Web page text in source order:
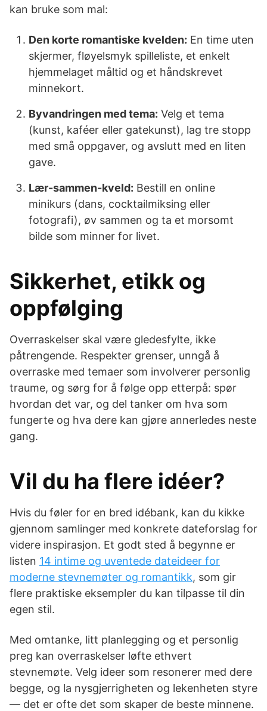
kan bruke som mal:
Den korte romantiske kvelden: En time uten
skjermer, fløyelsmyk spilleliste, et enkelt
hjemmelaget måltid og et håndskrevet
minnekort.
Byvandringen med tema: Velg et tema
(kunst, kaféer eller gatekunst), lag tre stopp
med små oppgaver, og avslutt med en liten
gave.
Lær-sammen-kveld: Bestill en online
minikurs (dans, cocktailmiksing eller
fotografi), øv sammen og ta et morsomt
bilde som minner for livet.
Sikkerhet, etikk og
oppfølging
Overraskelser skal være gledesfylte, ikke
påtrengende. Respekter grenser, unngå å
overraske med temaer som involverer personlig
traume, og sørg for å følge opp etterpå: spør
hvordan det var, og del tanker om hva som
fungerte og hva dere kan gjøre annerledes neste
gang.
Vil du ha flere idéer?
Hvis du føler for en bred idébank, kan du kikke
gjennom samlinger med konkrete dateforslag for
videre inspirasjon. Et godt sted å begynne er
listen 14 intime og uventede dateideer for
moderne stevnemøter og romantikk, som gir
flere praktiske eksempler du kan tilpasse til din
egen stil.
Med omtanke, litt planlegging og et personlig
preg kan overraskelser løfte ethvert
stevnemøte. Velg ideer som resonerer med dere
begge, og la nysgjerrigheten og lekenheten styre
— det er ofte det som skaper de beste minnene.